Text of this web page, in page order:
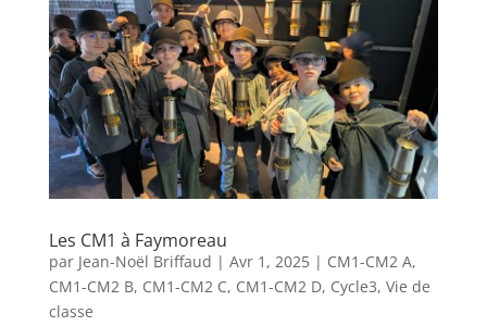
Les CM1 à Faymoreau
par Jean-Noël Briffaud | Avr 1, 2025| CM1-CM2 A,
CM1-CM2 B, CM1-CM2 C, CM1-CM2 D, Cycle3, Vie de
classe